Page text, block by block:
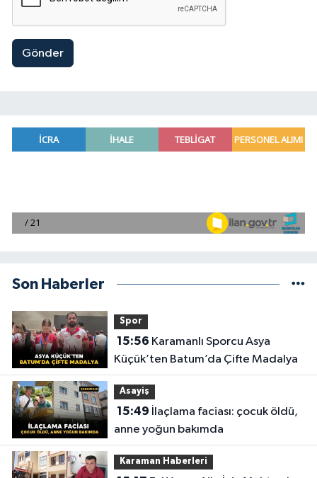
Gönder
Son Haberler
Spor
15:56
Küçük’ten Batum’da Çifte Madalya
Asayiş
15:49
anne yoğun bakımda
Karaman Haberleri